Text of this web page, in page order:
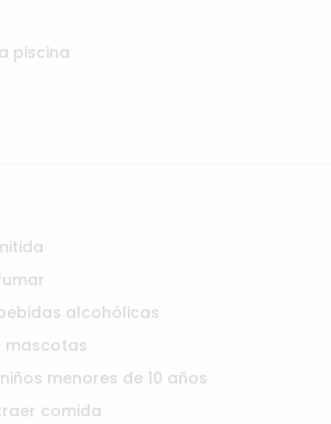
piscina
alcohólicas
mascotas
menores de 10 años
comida